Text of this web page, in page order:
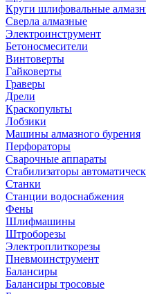
Круги шлифовальные
Сверла алмазные
Электроинструмент
Бетоносмесители
Винтоверты
Гайковерты
Граверы
Дрели
Краскопульты
Лобзики
Машины алмазного бурения
Перфораторы
Сварочные аппараты
Стабилизаторы
Станки
Станции водоснабжения
Фены
Шлифмашины
Штроборезы
Электроплиткорезы
Пневмоинструмент
Балансиры
Балансиры тросовые